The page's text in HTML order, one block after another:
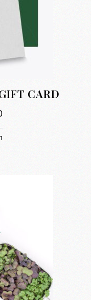
CARD
Prijsklasse:
€9,70
tot
€14,50